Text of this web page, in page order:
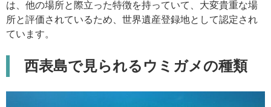
は、他の場所と際立った特徴を持っていて、大変貴重な場
所と評価されているため、世界遺産登録地として認定され
ています。
西表島で見られるウミガメの種類